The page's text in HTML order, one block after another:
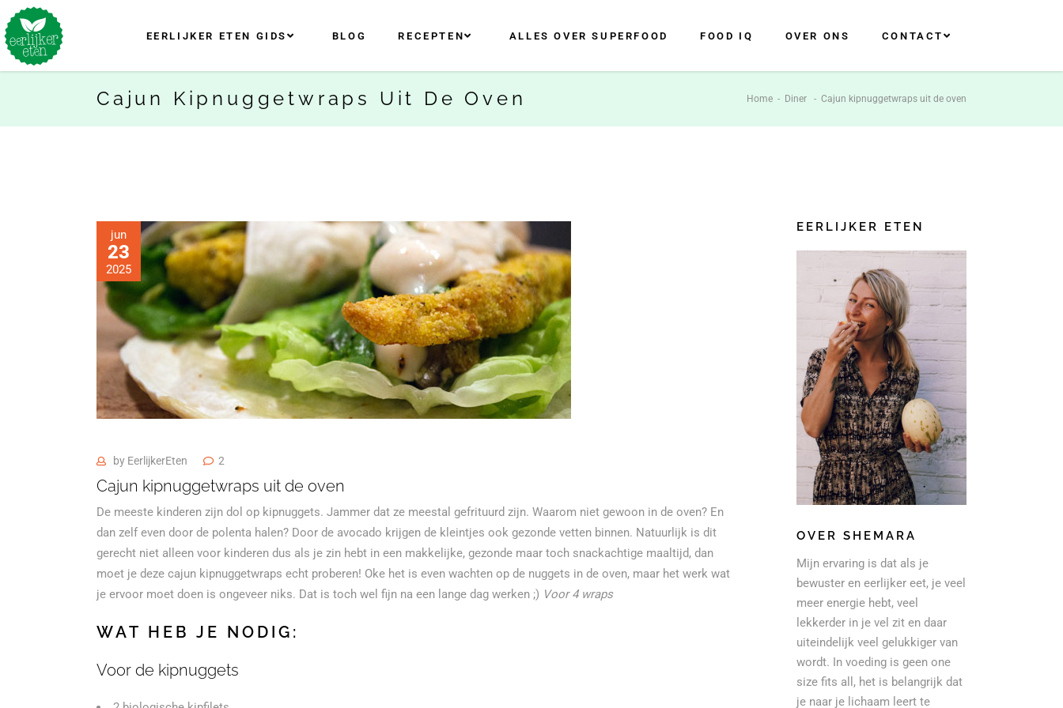
EERLIJKER ETEN GIDS BLOG RECEPTEN ALLES OVER SUPERFOOD FOOD IQ OVER ONS CONTACT
Cajun Kipnuggetwraps Uit De Oven Home - Diner - Cajun kipnuggetwraps uit de oven
jun
23
2025
by EerlijkerEten 2
Cajun kipnuggetwraps uit de oven
De meeste kinderen zijn dol op kipnuggets. Jammer dat ze meestal gefrituurd zijn. Waarom niet gewoon in de oven? En
dan zelf even door de polenta halen? Door de avocado krijgen de kleintjes ook gezonde vetten binnen. Natuurlijk is dit
gerecht niet alleen voor kinderen dus als je zin hebt in een makkelijke, gezonde maar toch snackachtige maaltijd, dan
moet je deze cajun kipnuggetwraps echt proberen! Oke het is even wachten op de nuggets in de oven, maar het werk wat
je ervoor moet doen is ongeveer niks. Dat is toch wel fijn na een lange dag werken ;) Voor 4 wraps
WAT HEB JE NODIG:
Voor de kipnuggets
EERLIJKER ETEN
OVER SHEMARA
Mijn ervaring is dat als je
bewuster en eerlijker eet, je veel
meer energie hebt, veel
lekkerder in je vel zit en daar
uiteindelijk veel gelukkiger van
wordt. In voeding is geen one
size fits all, het is belangrijk dat
je naar je lichaam leert te